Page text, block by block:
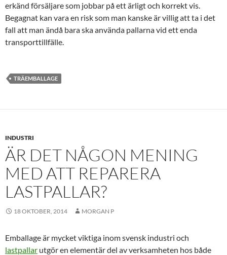
erkänd försäljare som jobbar på ett ärligt och korrekt vis.
Begagnat kan vara en risk som man kanske är villig att ta i det
fall att man ändå bara ska använda pallarna vid ett enda
transporttillfälle.
TRÄEMBALLAGE
INDUSTRI
ÄR DET NÅGON MENING
MED ATT REPARERA
LASTPALLAR?
18 OKTOBER, 2014 MORGAN P
Emballage är mycket viktiga inom svensk industri och
lastpallar utgör en elementär del av verksamheten hos både